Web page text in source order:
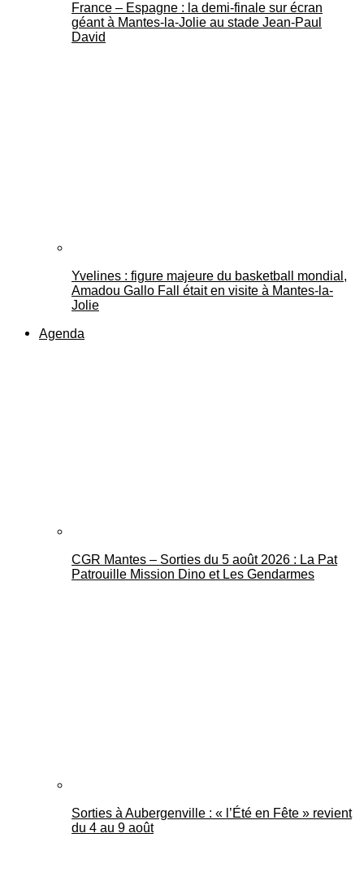
France – Espagne : la demi-finale sur écran
géant à Mantes-la-Jolie au stade Jean-Paul
David
Yvelines : figure majeure du basketball mondial,
Amadou Gallo Fall était en visite à Mantes-la-
Jolie
Agenda
CGR Mantes – Sorties du 5 août 2026 : La Pat
Patrouille Mission Dino et Les Gendarmes
Sorties à Aubergenville : « l’Été en Fête » revient
du 4 au 9 août